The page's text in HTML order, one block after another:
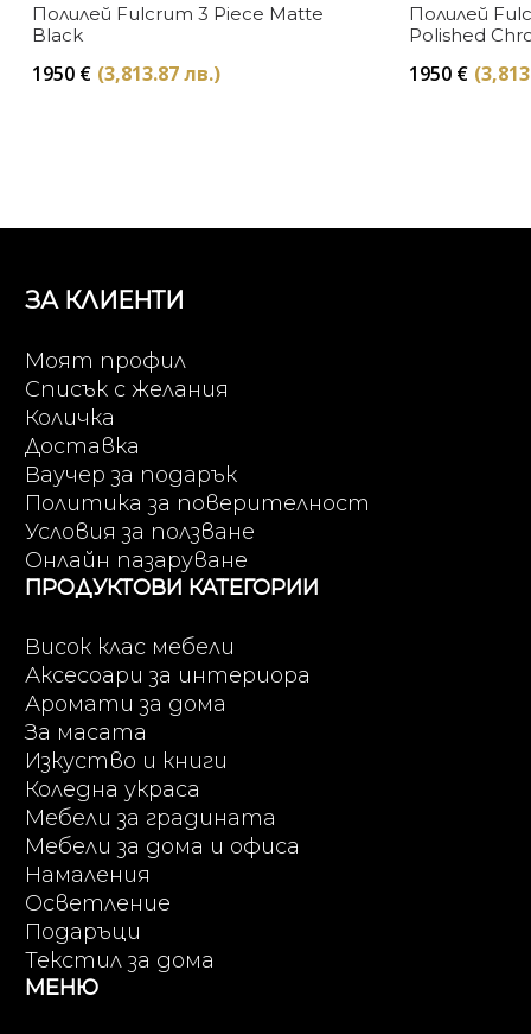
Полилей Fulcrum 3 Piece Matte
Black
1950 € (3,813.87 лв.)
Полилей
Polished
1950 €
ЗА КЛИЕНТИ
Моят профил
Списък с желания
Количка
Доставка
Ваучер за подарък
Политика за поверителност
Условия за ползване
Онлайн пазаруване
ПРОДУКТОВИ КАТЕГОРИИ
Висок клас мебели
Аксесоари за интериора
Аромати за дома
За масата
Изкуство и книги
Коледна украса
Мебели за градината
Мебели за дома и офиса
Намаления
Осветление
Подаръци
Текстил за дома
МЕНЮ